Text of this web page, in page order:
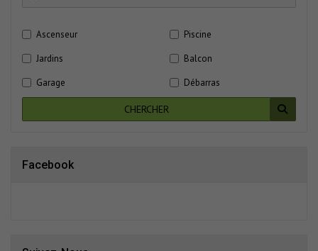
Ascenseur
Piscine
Jardins
Balcon
Garage
Débarras
CHERCHER
Facebook